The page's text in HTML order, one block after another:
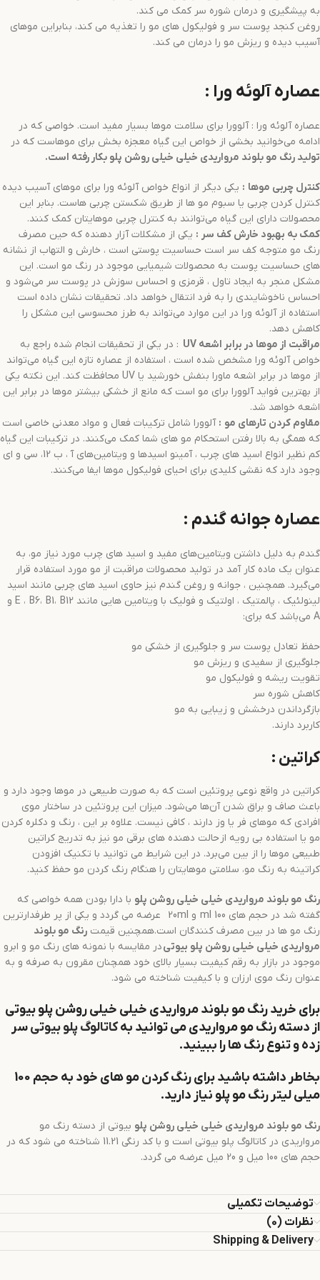
به پیشگیری و درمان شوره سر کمک می کند.
روغن کنجد پوست سر و فولیکول های مو را تغذیه می کند، بنابراین موهای
آسیب دیده و ریزش مو را درمان می کند.
عصاره آلوئه ورا :
عصاره آلوئه ورا : آلوورا برای سلامت موها بسیار مفید است. خواصی که در
ادامه می‌خوانید بخشی از خواص این گیاه معجزه بخش برای موهاست که در
تولید رنگ مو بلوند مرواریدی خیلی خیلی روشن پلو بکار رفته است.
کنترل چربی موها : یکی دیگر از انواع خواص آلوئه ورا برای موهای آسیب دیده
کنترل کردن چربی یا سبوم مو ها از طریق شکستن چربی هاست. بنابر این
محصولات دارای این گیاه می‌توانند به کنترل چربی موهایتان کمک کنند.
کمک به بهبود خارش کف سر : یکی از مشکلات آزار دهنده که حین مصرف
رنگ مو متوجه کف سر است حساسیت پوستی است ، خارش و التهاب از نشانه
های حساسیت پوست به محصولات شیمیایی موجود در رنگ مو است. این
مشکل منجر به ایجاد تاول ، قرمزی و احساس سوزش در پوست سر می‌شود و
احساس ناخوشایندی را به فرد انتقال خواهد داد. تحقیقات نشان داده است
استفاده از آلوئه ورا در این موارد می‌تواند به طرز محسوسی این مشکل را
کاهش دهد.
مراقبت از موها در برابر اشعه UV : در یکی از تحقیقات انجام شده راجع به
خواص آلوئه ورا مشخص شده است ، استفاده از عصاره تازه این گیاه می‌تواند
از موها در برابر اشعه ماورا بنفش خورشید یا UV محافظت کند. این نکته یکی
از بهترین فواید آلوورا برای مو است که مانع از خشکی بیشتر موها در برابر این
اشعه خواهد شد.
مقاوم کردن تارهای مو : آلوورا شامل ترکیبات فعال و مواد معدنی خاصی است
که همگی به بالا رفتن استحکام مو های شما کمک می‌کنند. در ترکیبات این گیاه
کم نظیر انواع اسید های چرب ، آمینو اسیدها و ویتامین‌های آ ، ب 12، سی و ای
وجود دارد که نقشی کلیدی برای احیای فولیکول موها ایفا می‌کنند.
عصاره جوانه گندم :
گندم به دلیل داشتن ویتامین‌های مفید و اسید های چرب مورد نیاز مو، به
عنوان یک ماده کار آمد در تولید محصولات مراقبت از مو مورد استفاده قرار
می‌گیرد. همچنین ، جوانه و روغن گندم نیز حاوی اسید های چربی مانند اسید
لینولئیک ، پالمتیک ، اولتیک و فولیک با ویتامین هایی مانند E ، B6، B1، B12 و
A می‌باشد که برای:
حفظ تعادل پوست سر و جلوگیری از خشکی مو
جلوگیری از سفیدی و ریزش مو
تقویت ریشه و فولیکول مو
کاهش شوره سر
بازگرداندن درخشش و زیبایی به مو
کاربرد دارند.
کراتین :
کراتین در واقع نوعی پروتئین است که به صورت طبیعی در موها وجود دارد و
باعث صاف و براق شدن آن‌ها می‌شود. میزان این پروتئین در ساختار موی
افرادی که موهای فر یا وز دارند ، کافی نیست. علاوه بر این ، رنگ و دکلره کردن
مو یا استفاده بی رویه از حالت دهنده های برقی مو نیز به تدریج کراتین
طبیعی موها را از بین می‌برد. در این شرایط می توانید با تکنیک افزودن
کراتینه به رنگ مو، سلامتی موهایتان را هنگام رنگ کردن مو حفظ کنید.
رنگ مو بلوند مرواریدی خیلی خیلی روشن پلو با دارا بودن همه خواصی که
گفته شد در حجم های 100 ml و 20ml عرضه می گردد و یکی از پر طرفدارترین
رنگ مو ها در بین مصرف کنندگان است.همچنین قیمت رنگ مو بلوند
مرواریدی خیلی خیلی روشن پلو بیوتیدر مقایسه با نمونه های رنگ مو و ابرو
موجود در بازار به رقم کیفیت بسیار بالای خود همچنان مقرون به صرفه و به
عنوان رنگ موی ارزان و با کیفیت شناخته می شود.
برای خرید رنگ مو بلوند مرواریدی خیلی خیلی روشنپلوبیوتی
از دسته رنگ مو مرواریدی می توانید بهکاتالوگ پلو بیوتیسر
زده و تنوع رنگ ها را ببینید.
بخاطر داشته باشید برای رنگ کردن مو های خود به حجم 100
میلی لیتر رنگ مو پلو نیاز دارید.
رنگ مو بلوند مرواریدی خیلی خیلی روشن پلو بیوتی از دسته رنگ مو
مرواریدی در کاتالوگ پلو بیوتی است و با کد رنگی 11.21 شناخته می شود که در
حجم های 100 میل و 20 میل عرضه می گردد.
توضیحات تکمیلی
نظرات (0)
Shipping & Delivery